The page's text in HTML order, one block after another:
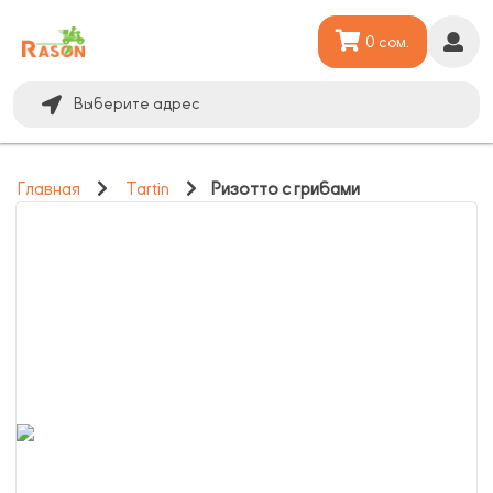
Выберите адрес
0 сом.
Главная Tartin Ризотто с грибами